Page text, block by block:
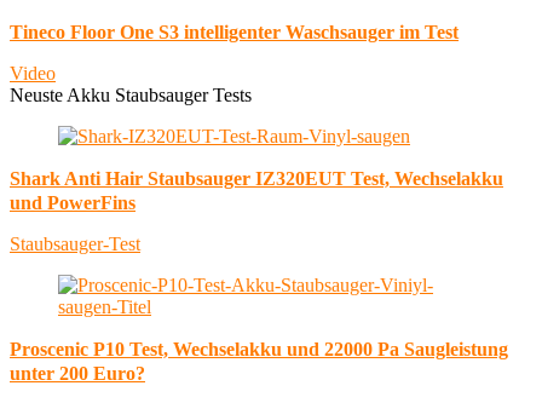
Tineco Floor One S3 intelligenter Waschsauger im Test
Video
Neuste Akku Staubsauger Tests
Shark Anti Hair Staubsauger IZ320EUT Test, Wechselakku
und PowerFins
Staubsauger-Test
Proscenic P10 Test, Wechselakku und 22000 Pa Saugleistung
unter 200 Euro?